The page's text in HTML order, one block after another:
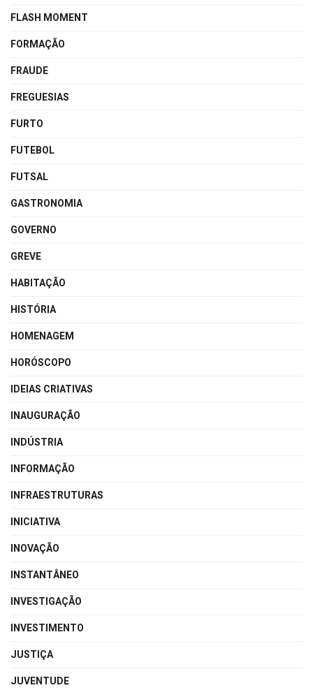
FLASH MOMENT
FORMAÇÃO
FRAUDE
FREGUESIAS
FURTO
FUTEBOL
FUTSAL
GASTRONOMIA
GOVERNO
GREVE
HABITAÇÃO
HISTÓRIA
HOMENAGEM
HORÓSCOPO
IDEIAS CRIATIVAS
INAUGURAÇÃO
INDÚSTRIA
INFORMAÇÃO
INFRAESTRUTURAS
INICIATIVA
INOVAÇÃO
INSTANTÂNEO
INVESTIGAÇÃO
INVESTIMENTO
JUSTIÇA
JUVENTUDE